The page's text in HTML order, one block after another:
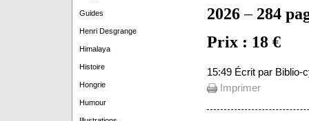
Guides
Henri Desgrange
Himalaya
Histoire
Hongrie
Humour
2026– 284
Prix : 18 €
15:49 Écrit par Biblio-
Imprimer